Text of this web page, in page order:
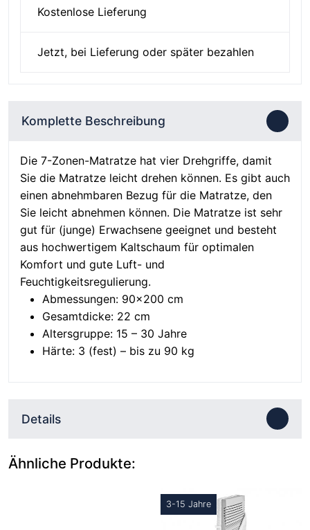
Kostenlose Lieferung
Jetzt, bei Lieferung oder später bezahlen
Komplette Beschreibung
Die 7-Zonen-Matratze hat vier Drehgriffe, damit
Sie die Matratze leicht drehen können. Es gibt auch
einen abnehmbaren Bezug für die Matratze, den
Sie leicht abnehmen können. Die Matratze ist sehr
gut für (junge) Erwachsene geeignet und besteht
aus hochwertigem Kaltschaum für optimalen
Komfort und gute Luft- und
Feuchtigkeitsregulierung.
Abmessungen: 90×200 cm
Gesamtdicke: 22 cm
Altersgruppe: 15 – 30 Jahre
Härte: 3 (fest) – bis zu 90 kg
Details
Ähnliche Produkte:
3-15 Jahre